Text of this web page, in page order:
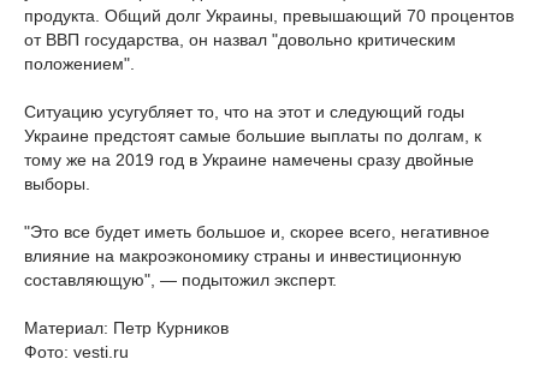
продукта. Общий долг Украины, превышающий 70 процентов
от ВВП государства, он назвал "довольно критическим
положением".
Ситуацию усугубляет то, что на этот и следующий годы
Украине предстоят самые большие выплаты по долгам, к
тому же на 2019 год в Украине намечены сразу двойные
выборы.
"Это все будет иметь большое и, скорее всего, негативное
влияние на макроэкономику страны и инвестиционную
составляющую", — подытожил эксперт.
Материал: Петр Курников
Фото: vesti.ru